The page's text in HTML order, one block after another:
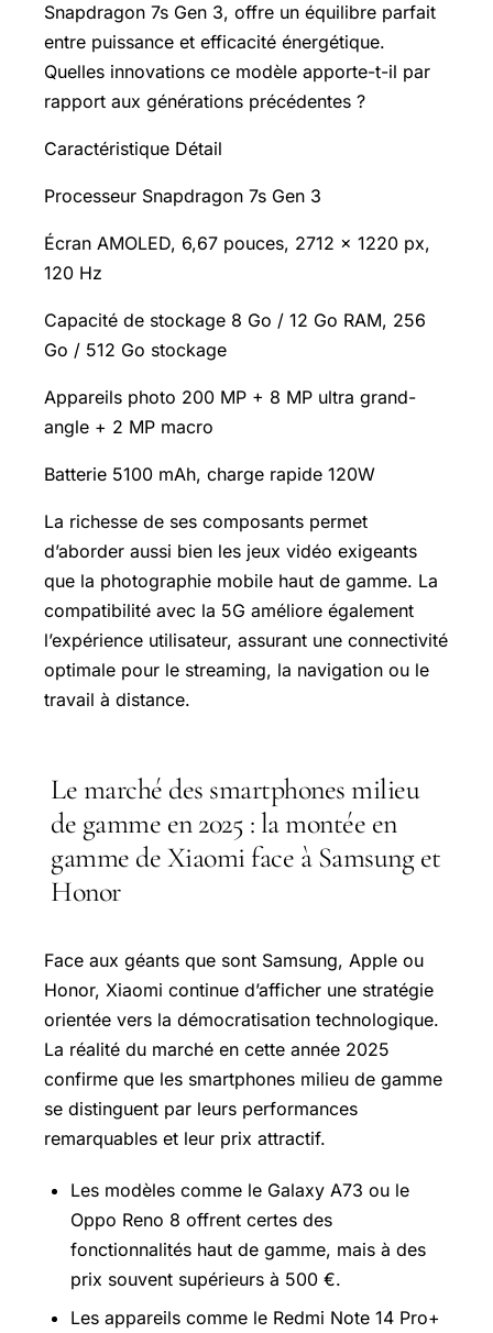
Snapdragon 7s Gen 3, offre un équilibre parfait
entre puissance et efficacité énergétique.
Quelles innovations ce modèle apporte-t-il par
rapport aux générations précédentes ?
Caractéristique Détail
Processeur Snapdragon 7s Gen 3
Écran AMOLED, 6,67 pouces, 2712 x 1220 px,
120 Hz
Capacité de stockage 8 Go / 12 Go RAM, 256
Go / 512 Go stockage
Appareils photo 200 MP + 8 MP ultra grand-
angle + 2 MP macro
Batterie 5100 mAh, charge rapide 120W
La richesse de ses composants permet
d’aborder aussi bien les jeux vidéo exigeants
que la photographie mobile haut de gamme. La
compatibilité avec la 5G améliore également
l’expérience utilisateur, assurant une connectivité
optimale pour le streaming, la navigation ou le
travail à distance.
Le marché des smartphones milieu
de gamme en 2025 : la montée en
gamme de Xiaomi face à Samsung et
Honor
Face aux géants que sont Samsung, Apple ou
Honor, Xiaomi continue d’afficher une stratégie
orientée vers la démocratisation technologique.
La réalité du marché en cette année 2025
confirme que les smartphones milieu de gamme
se distinguent par leurs performances
remarquables et leur prix attractif.
Les modèles comme le Galaxy A73 ou le
Oppo Reno 8 offrent certes des
fonctionnalités haut de gamme, mais à des
prix souvent supérieurs à 500 €.
Les appareils comme le Redmi Note 14 Pro+